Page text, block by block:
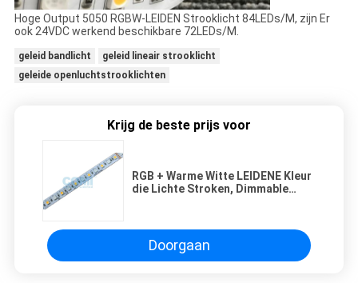
Hoge Output 5050 RGBW-LEIDEN Strooklicht 84LEDs/M, zijn Er
ook 24VDC werkend beschikbare 72LEDs/M.
geleid bandlicht
geleid lineair strooklicht
geleide openluchtstrooklichten
Krijg de beste prijs voor
RGB + Warme Witte LEIDENE Kleur
die Lichte Stroken, Dimmable
Doorgaan